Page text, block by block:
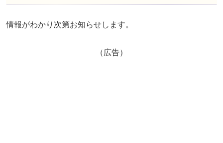
情報がわかり次第お知らせします。
（広告）